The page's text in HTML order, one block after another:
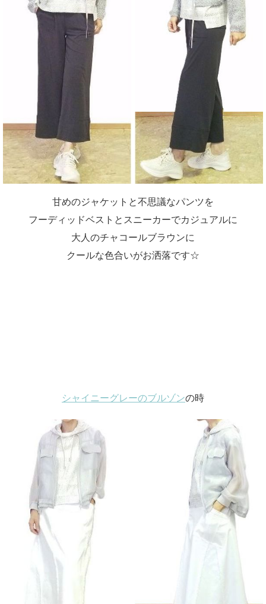
甘めのジャケットと不思議なパンツを
フーディッドベストとスニーカーでカジュアルに
大人のチャコールブラウンに
クールな色合いがお洒落です☆
シャイニーグレーのブルゾンの時